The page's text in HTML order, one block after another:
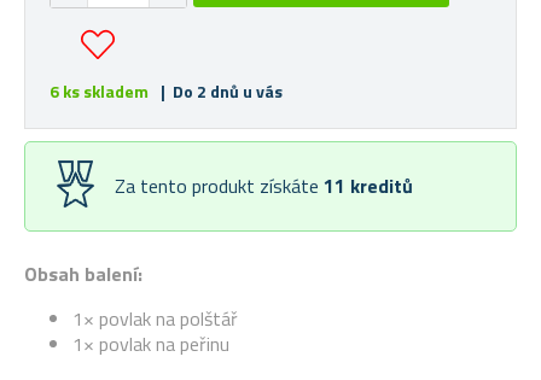
Obsah balení:
1× povlak na polštář
1× povlak na peřinu
6 ks skladem | Do 2 dnů u vás
Za tento produkt získáte 11 kreditů